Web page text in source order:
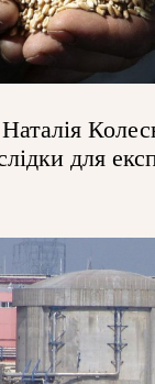
для